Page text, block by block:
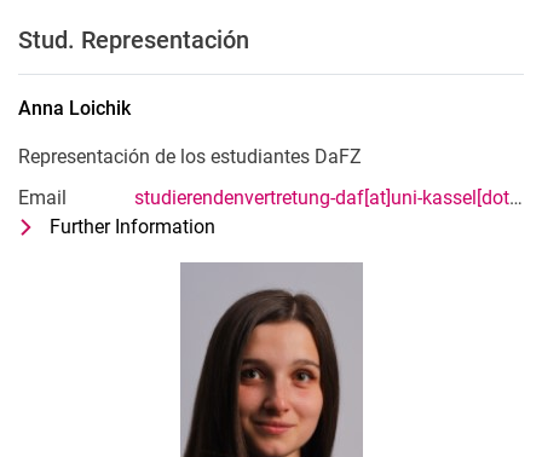
Stud. Representación
Anna Loichik
Representación de los estudiantes DaFZ
Email
studierendenvertretung-daf[at]uni-kassel[dot]de
Further Information